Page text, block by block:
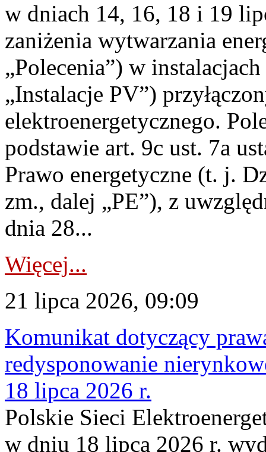
w dniach 14, 16, 18 i 19
zaniżenia wytwarzania
„Polecenia”) w
„Instalacje PV”)
elektroenergetycznego.
podstawie art. 9c ust. 7a
Prawo energetyczne (t. j.
zm., dalej „PE”), z
dnia 28...
Więcej...
21 lipca 2026, 09:09
Komunikat dotyczący
redysponowanie
18 lipca 2026 r.
Polskie Sieci
w dniu 18 lipca 2026 r.